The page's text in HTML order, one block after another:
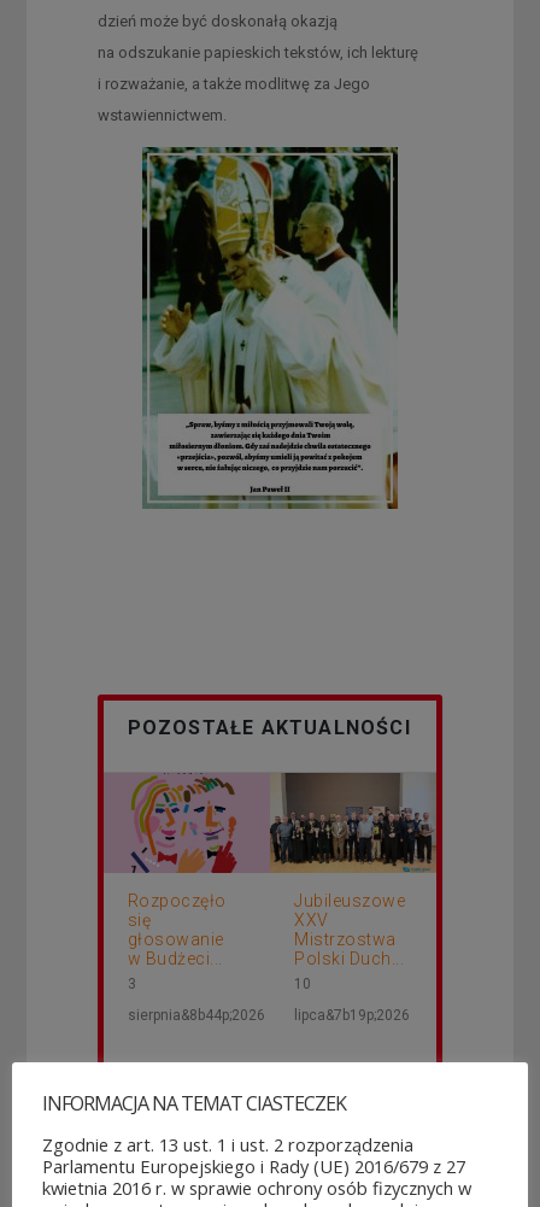
dzień może być doskonałą okazją
na odszukanie papieskich tekstów, ich lekturę
i rozważanie, a także modlitwę za Jego
wstawiennictwem.
POZOSTAŁE AKTUALNOŚCI
Rozpoczęło
się
głosowanie
w Budżeci...
3
sierpnia&8b44p;2026
Jubileuszowe
XXV
Mistrzostwa
Polski Duch...
10
lipca&7b19p;2026
INFORMACJA NA TEMAT CIASTECZEK
Zgodnie z art. 13 ust. 1 i ust. 2 rozporządzenia
Parlamentu Europejskiego i Rady (UE) 2016/679 z 27
kwietnia 2016 r. w sprawie ochrony osób fizycznych w